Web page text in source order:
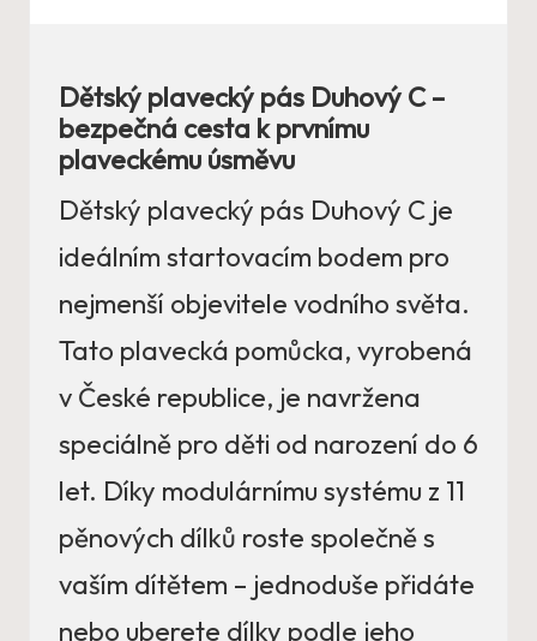
Dětský plavecký pás Duhový C –
bezpečná cesta k prvnímu
plaveckému úsměvu
Dětský plavecký pás Duhový C je
ideálním startovacím bodem pro
nejmenší objevitele vodního světa.
Tato plavecká pomůcka, vyrobená
v České republice, je navržena
speciálně pro děti od narození do 6
let. Díky modulárnímu systému z 11
pěnových dílků roste společně s
vaším dítětem – jednoduše přidáte
nebo uberete dílky podle jeho